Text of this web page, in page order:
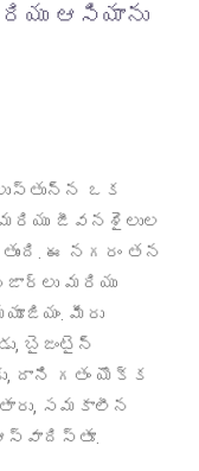
ఆసియాను
ఒక
జీవనశైలుల
ఈ నగరం తన
మరియు
మీరు
బైజంటైన్
దాని గతం యొక్క
సమకాలీన